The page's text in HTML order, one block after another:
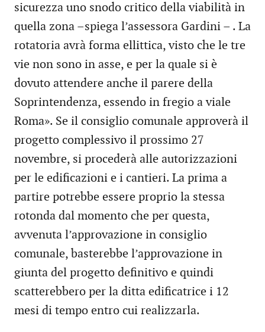
sicurezza uno snodo critico della viabilità in
quella zona –spiega l’assessora Gardini – . La
rotatoria avrà forma ellittica, visto che le tre
vie non sono in asse, e per la quale si è
dovuto attendere anche il parere della
Soprintendenza, essendo in fregio a viale
Roma». Se il consiglio comunale approverà il
progetto complessivo il prossimo 27
novembre, si procederà alle autorizzazioni
per le edificazioni e i cantieri. La prima a
partire potrebbe essere proprio la stessa
rotonda dal momento che per questa,
avvenuta l’approvazione in consiglio
comunale, basterebbe l’approvazione in
giunta del progetto definitivo e quindi
scatterebbero per la ditta edificatrice i 12
mesi di tempo entro cui realizzarla.